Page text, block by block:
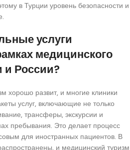
в Турции уровень безопасности и
услуги
медицинского
и России?
хорошо развит, и многие клиники
услуг, включающие не только
трансферы, экскурсии и
пребывания. Это делает процесс
для иностранных пациентов. В
и медицинский туризм